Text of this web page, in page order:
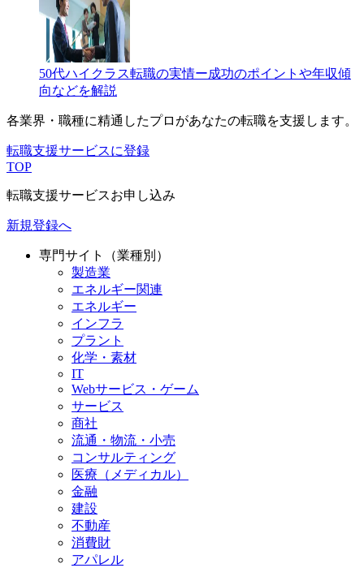
50代ハイクラス転職の実情ー成功のポイントや年収傾
向などを解説
各業界・職種に精通したプロがあなたの転職を支援します。
転職支援サービスに登録
TOP
転職支援サービスお申し込み
新規登録へ
専門サイト（業種別）
製造業
エネルギー関連
エネルギー
インフラ
プラント
化学・素材
IT
Webサービス・ゲーム
サービス
商社
流通・物流・小売
コンサルティング
医療（メディカル）
金融
建設
不動産
消費財
アパレル